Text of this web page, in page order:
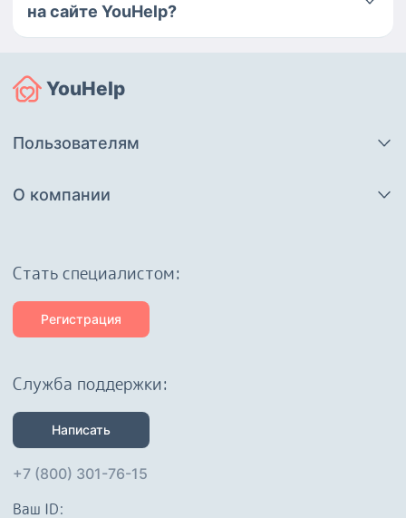
на сайте YouHelp?
YouHelp
Пользователям
О компании
Cтать специалистом:
Регистрация
Служба поддержки:
Написать
+7 (800) 301-76-15
Ваш ID: